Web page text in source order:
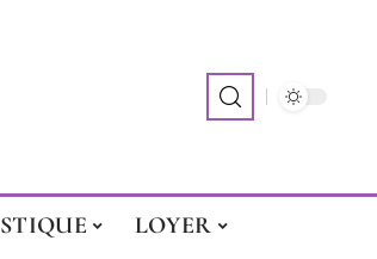
LOYER